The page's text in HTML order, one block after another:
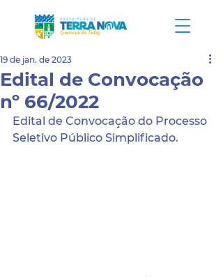
Edital de Convocação
nº 66/2022
19 de jan. de 2023
Edital de Convocação do Processo
Seletivo Público Simplificado.